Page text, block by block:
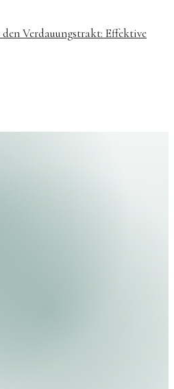
Verdauungstrakt: Effektive